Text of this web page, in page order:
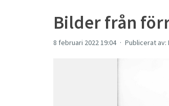
Bilder från
8 februari 2022 19:04 Publicerat av: